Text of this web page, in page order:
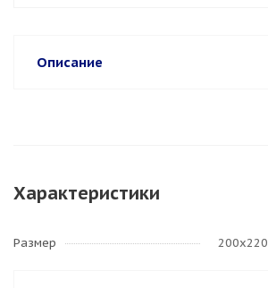
Описание
Характеристики
Размер 200х220